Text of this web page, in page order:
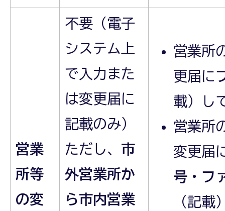
営業
所等
の変
不要（電子
システム上
で入力また
は変更届に
記載のみ）
ただし、 市
外営業所か
ら市内営業
営業所
更届に
載）し
営業所
変更届
号・フ
（記載